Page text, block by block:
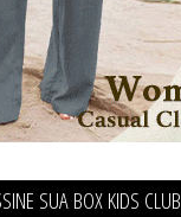
SUA BOX KIDS CLUB